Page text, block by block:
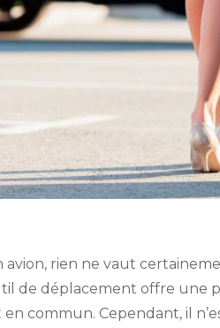
avion, rien ne vaut
de déplacement offre une
commun. Cependant, il